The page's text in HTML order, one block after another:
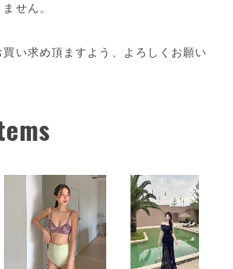
せん。
い求め頂ますよう、よろしくお願い